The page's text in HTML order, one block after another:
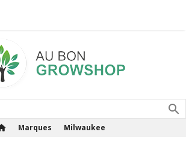

Marques Milwaukee